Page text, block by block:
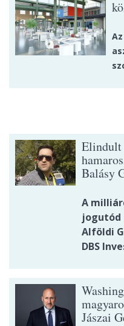
Elindult
Balásy
A
jogutód
Alföldi
DBS
Jászai